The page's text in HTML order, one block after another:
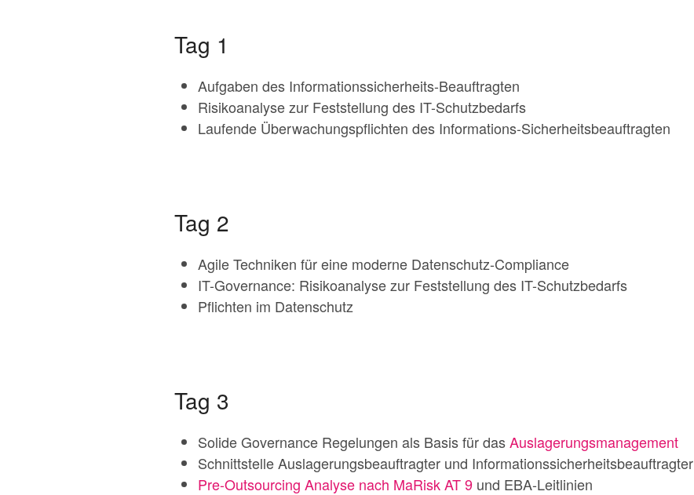
Tag 1
Aufgaben des Informationssicherheits-Beauftragten
Risikoanalyse zur Feststellung des IT-Schutzbedarfs
Laufende Überwachungspflichten des Informations-Sicherheitsbeauftragten
Tag 2
Agile Techniken für eine moderne Datenschutz-Compliance
IT-Governance: Risikoanalyse zur Feststellung des IT-Schutzbedarfs
Pflichten im Datenschutz
Tag 3
Solide Governance Regelungen als Basis für dasAuslagerungsmanagement
Schnittstelle Auslagerungsbeauftragter und Informationssicherheitsbeauftragter
Pre-Outsourcing Analyse nach MaRisk AT 9 und EBA-Leitlinien